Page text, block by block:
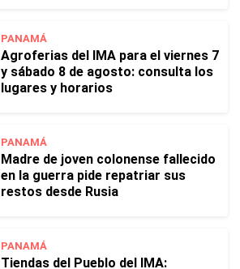
PANAMÁ
Agroferias del IMA para el viernes 7
y sábado 8 de agosto: consulta los
lugares y horarios
PANAMÁ
Madre de joven colonense fallecido
en la guerra pide repatriar sus
restos desde Rusia
PANAMÁ
Tiendas del Pueblo del IMA: